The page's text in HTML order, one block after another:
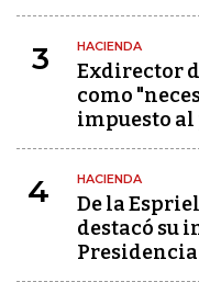
3 HACIENDA
Exdirector
como
impuesto
4 HACIENDA
De la
destacó su
Presidencia